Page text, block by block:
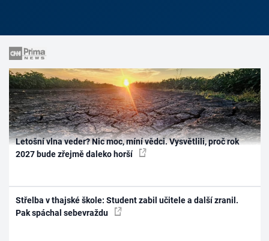
Letošní vlna veder? Nic moc, míní vědci. Vysvětlili, proč rok
2027 bude zřejmě daleko horší
Střelba v thajské škole: Student zabil učitele a další zranil.
Pak spáchal sebevraždu